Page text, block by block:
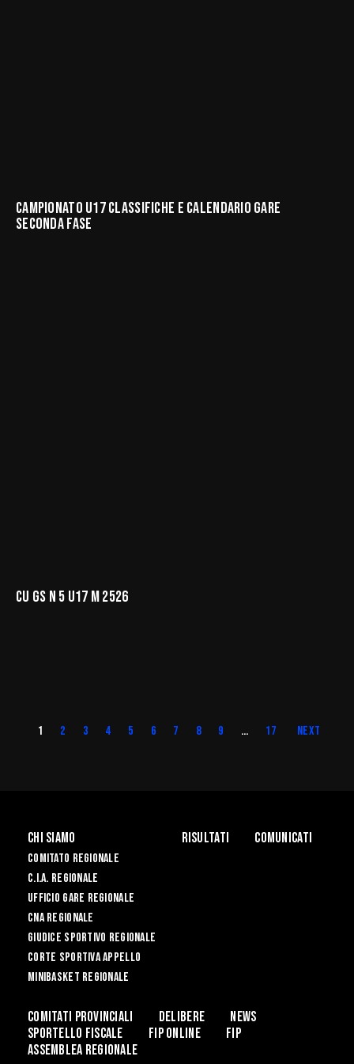
CAMPIONATO U17 CLASSIFICHE E CALENDARIO GARE
SECONDA FASE
CU GS N 5 U17 M 2526
1 2 3 4 5 6 7 8 9 … 17 Next
Chi siamo
Comitato Regionale
C.I.A. Regionale
Ufficio Gare Regionale
CNA Regionale
Giudice Sportivo Regionale
Corte Sportiva Appello
Minibasket Regionale
Risultati Comunicati
Comitati Provinciali Delibere
News
Sportello Fiscale
Fip Online
Fip
ASSEMBLEA REGIONALE